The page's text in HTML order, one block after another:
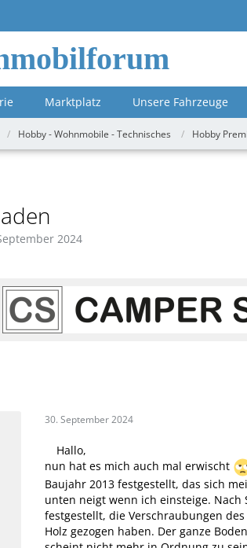
Marktplatz Unsere Fahrzeuge
Hobby - Wohnmobile - Technisches Hobby
2024
30. September 2024
Hallo,
nun hat es mich auch mal erwischt
Baujahr 2013 festgestellt, das sich
unten neigt wenn ich einsteige.
festgestellt, die Verschraubungen
Holz gezogen haben. Der ganze